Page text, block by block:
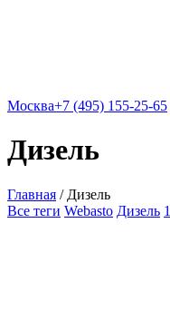
Москва+7 (495) 155-25-65
Дизель
Главная / Дизель
Все теги Webasto Дизель